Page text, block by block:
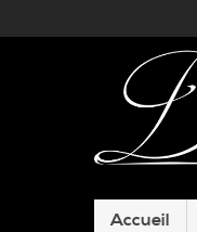
Accueil